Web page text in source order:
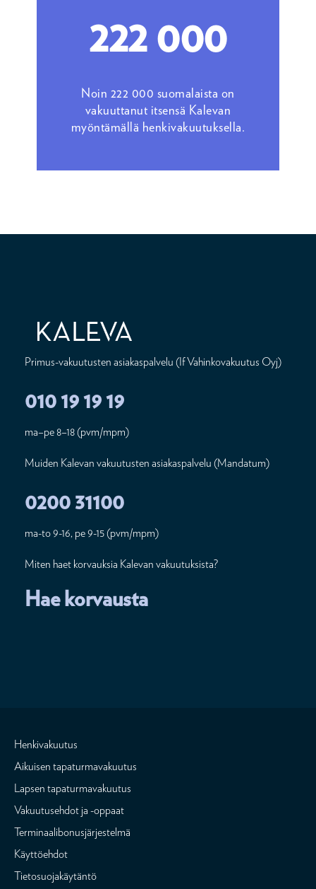
222 000
Noin 222 000 suomalaista on
vakuuttanut itsensä Kalevan
myöntämällä henkivakuutuksella.
Primus-vakuutusten asiakaspalvelu (If Vahinkovakuutus Oyj)
010 19 19 19
ma–pe 8–18 (pvm/mpm)
Muiden Kalevan vakuutusten asiakaspalvelu (Mandatum)
0200 31100
ma-to 9-16, pe 9-15 (pvm/mpm)
Miten haet korvauksia Kalevan vakuutuksista?
Hae korvausta
Henkivakuutus
Aikuisen tapaturmavakuutus
Lapsen tapaturmavakuutus
Vakuutusehdot ja -oppaat
Terminaalibonusjärjestelmä
Käyttöehdot
Tietosuojakäytäntö